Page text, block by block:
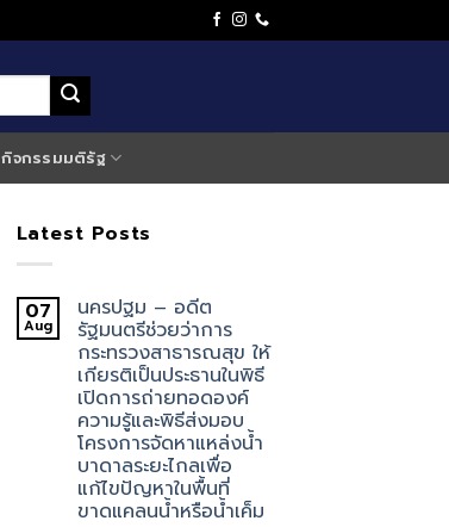
กิจกรรมมติรัฐ
Latest Posts
07
Aug
นครปฐม – อดีต
รัฐมนตรีช่วยว่าการ
กระทรวงสาธารณสุข ให้
เกียรติเป็นประธานในพิธี
เปิดการถ่ายทอดองค์
ความรู้และพิธีส่งมอบ
โครงการจัดหาแหล่งน้ำ
บาดาลระยะไกลเพื่อ
แก้ไขปัญหาในพื้นที่
ขาดแคลนน้ำหรือน้ำเค็ม